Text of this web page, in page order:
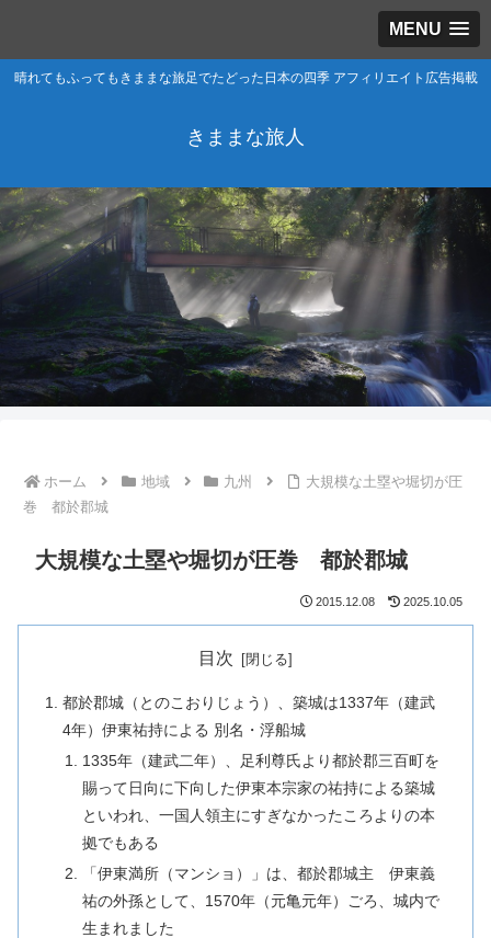
MENU
晴れてもふってもきままな旅足でたどった日本の四季 アフィリエイト広告掲載
きままな旅人
ホーム 地域 九州
大規模な土塁や堀切が圧
巻 都於郡城
大規模な土塁や堀切が圧巻 都於郡城
2015.12.08 2025.10.05
目次
都於郡城（とのこおりじょう）、築城は1337年（建武
4年）伊東祐持による 別名・浮船城
1335年（建武二年）、足利尊氏より都於郡三百町を
賜って日向に下向した伊東本宗家の祐持による築城
といわれ、一国人領主にすぎなかったころよりの本
拠でもある
「伊東満所（マンショ）」は、都於郡城主 伊東義
祐の外孫として、1570年（元亀元年）ごろ、城内で
生まれました